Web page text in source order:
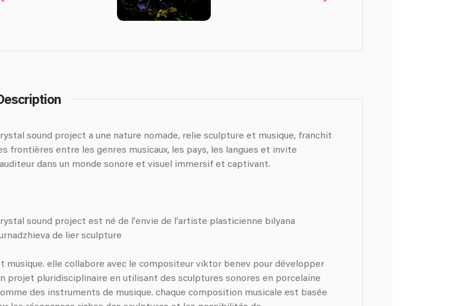
sound project a une nature nomade, relie sculpture et musique, franchit
frontières entre les genres musicaux, les pays, les langues et invite
dans un monde sonore et visuel immersif et captivant.
sound project est né de l’envie de l’artiste plasticienne bilyana
de lier sculpture
musique. elle collabore avec le compositeur viktor benev pour développer
projet pluridisciplinaire en utilisant des sculptures sonores en porcelaine
des instruments de musique. chaque composition musicale est basée